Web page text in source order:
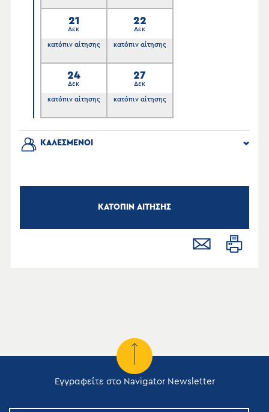
21
Δεκ
κατόπιν αίτησης
22
Δεκ
κατόπιν αίτησης
24
Δεκ
κατόπιν αίτησης
27
Δεκ
κατόπιν αίτησης
ΚΑΛΕΣΜΕΝΟΙ
ΚΑΤΟΠΙΝ ΑΙΤΗΣΗΣ
Εγγραφείτε στο Navigator Newsletter